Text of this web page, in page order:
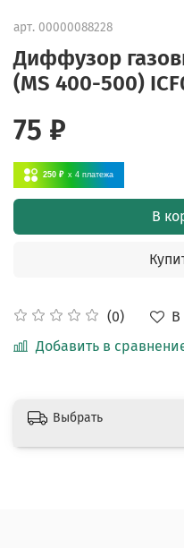
арт. 00000088228
Диффузор
(MS 400-500)
(0)
В
Добавить в
75 ₽
250 ₽ x 4 платежа
В
Выбрать